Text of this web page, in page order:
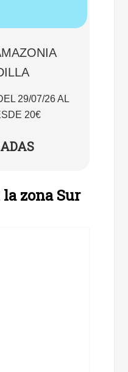
29/07/26 AL
20€
zona Sur